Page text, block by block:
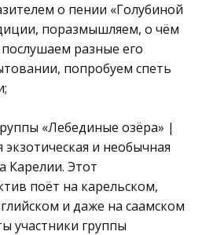
о пении «Голубиной
поразмышляем, о чём
разные его
попробуем спеть
«Лебединые озёра» |
экзотическая и необычная
Карелии. Этот
поёт на карельском,
и даже на саамском
участники группы